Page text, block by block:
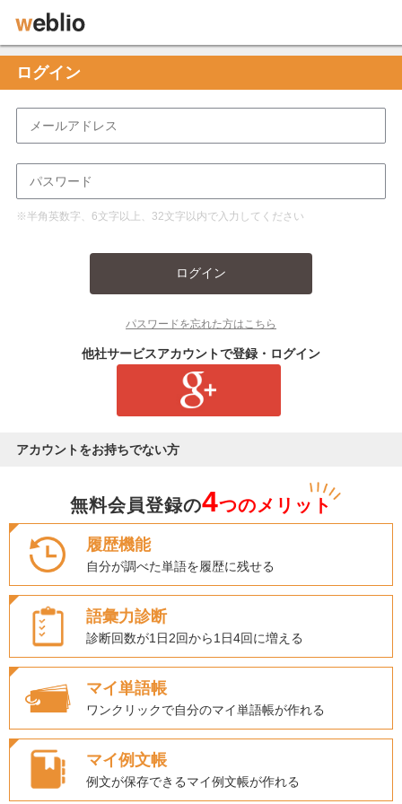
ログイン
※半角英数字、6文字以上、32文字以内で入力してください
ログイン
パスワードを忘れた方はこちら
他社サービスアカウントで登録・ログイン
アカウントをお持ちでない方
無料会員登録の4つのメリット
履歴機能
自分が調べた単語を履歴に残せる
語彙力診断
診断回数が1日2回から1日4回に増える
マイ単語帳
ワンクリックで自分のマイ単語帳が作れる
マイ例文帳
例文が保存できるマイ例文帳が作れる